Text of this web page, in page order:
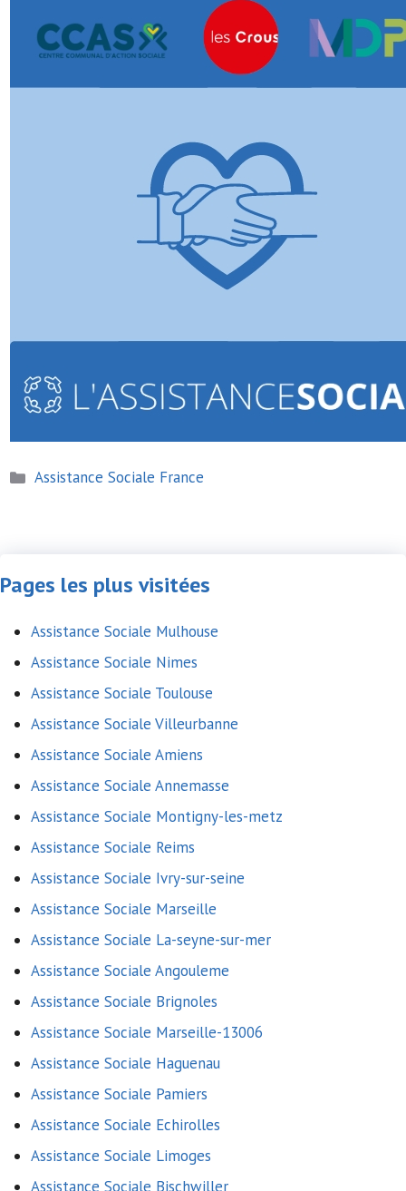
Catégories
Assistance Sociale France
Pages les plus visitées
Assistance Sociale Mulhouse
Assistance Sociale Nimes
Assistance Sociale Toulouse
Assistance Sociale Villeurbanne
Assistance Sociale Amiens
Assistance Sociale Annemasse
Assistance Sociale Montigny-les-metz
Assistance Sociale Reims
Assistance Sociale Ivry-sur-seine
Assistance Sociale Marseille
Assistance Sociale La-seyne-sur-mer
Assistance Sociale Angouleme
Assistance Sociale Brignoles
Assistance Sociale Marseille-13006
Assistance Sociale Haguenau
Assistance Sociale Pamiers
Assistance Sociale Echirolles
Assistance Sociale Limoges
Assistance Sociale Bischwiller